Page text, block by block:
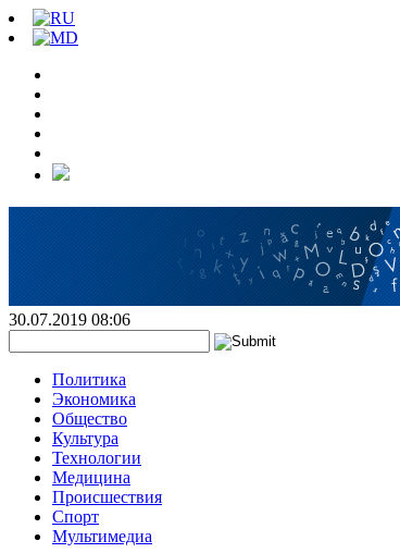
30.07.2019 08:06
Политика
Экономика
Общество
Культура
Технологии
Медицина
Происшествия
Спорт
Мультимедиа